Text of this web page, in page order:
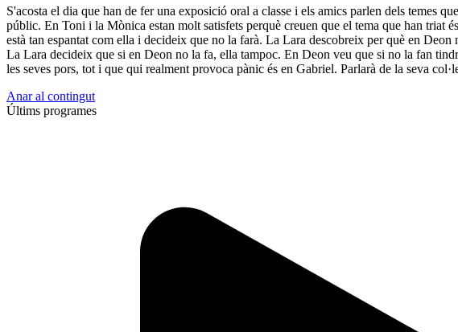
S'acosta el dia que han de fer una exposició oral a classe i els amics parlen dels temes
públic. En Toni i la Mònica estan molt satisfets perquè creuen que el tema que han
està tan espantat com ella i decideix que no la farà. La Lara descobreix per què en
La Lara decideix que si en Deon no la fa, ella tampoc. En Deon veu que si no la fan
les seves pors, tot i que qui realment provoca pànic és en Gabriel. Parlarà de la seva
Anar al contingut
Últims programes